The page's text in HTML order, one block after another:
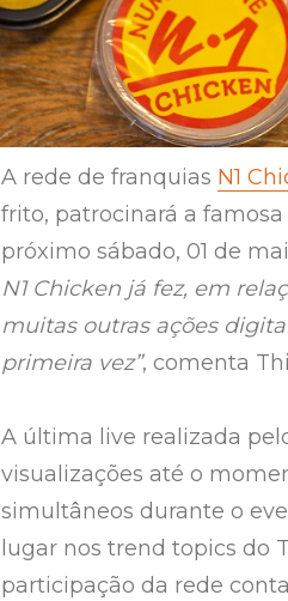
A rede de franquias N1
frito, patrocinará a
próximo sábado, 01 de
N1 Chicken já fez, em
muitas outras ações
primeira vez”, comenta
A última live realizada
visualizações até o
simultâneos durante o
lugar nos trend topics do
participação da rede